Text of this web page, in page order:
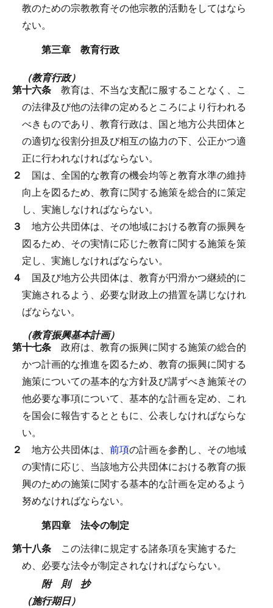
教のための宗教教育その他宗教的活動をしてはなら
ない。
第三章 教育行政
（教育行政）
第十六条 教育は、不当な支配に服することなく、こ
の法律及び他の法律の定めるところにより行われる
べきものであり、教育行政は、国と地方公共団体と
の適切な役割分担及び相互の協力の下、公正かつ適
正に行われなければならない。
２ 国は、全国的な教育の機会均等と教育水準の維持
向上を図るため、教育に関する施策を総合的に策定
し、実施しなければならない。
３ 地方公共団体は、その地域における教育の振興を
図るため、その実情に応じた教育に関する施策を策
定し、実施しなければならない。
４ 国及び地方公共団体は、教育が円滑かつ継続的に
実施されるよう、必要な財政上の措置を講じなけれ
ばならない。
（教育振興基本計画）
第十七条 政府は、教育の振興に関する施策の総合的
かつ計画的な推進を図るため、教育の振興に関する
施策についての基本的な方針及び講ずべき施策その
他必要な事項について、基本的な計画を定め、これ
を国会に報告するとともに、公表しなければならな
い。
２ 地方公共団体は、 前項の計画を参酌し、その地域
の実情に応じ、当該地方公共団体における教育の振
興のための施策に関する基本的な計画を定めるよう
努めなければならない。
第四章 法令の制定
第十八条 この法律に規定する諸条項を実施するた
め、必要な法令が制定されなければならない。
附 則 抄
（施行期日）